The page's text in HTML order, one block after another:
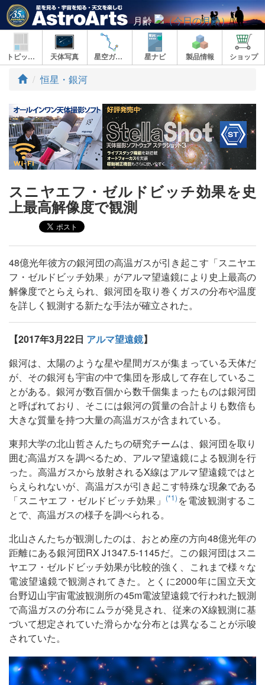
月齢
トピックス 天体写真 星空ガイド 星ナビ 製品情報 ショップ
ト
プ
恒星・銀河
スニヤエフ・ゼルドビッチ効果を史
上最高解像度で観測
48億光年彼方の銀河団の高温ガスが引き起こす「スニヤエ
フ・ゼルドビッチ効果」がアルマ望遠鏡により史上最高の
解像度でとらえられ、銀河団を取り巻くガスの分布や温度
を詳しく観測する新たな手法が確立された。
【2017年3月22日 アルマ望遠鏡】
銀河は、太陽のような星や星間ガスが集まっている天体だ
が、その銀河も宇宙の中で集団を形成して存在しているこ
とがある。銀河が数百個から数千個集まったものは銀河団
と呼ばれており、そこには銀河の質量の合計よりも数倍も
大きな質量を持つ大量の高温ガスが含まれている。
東邦大学の北山哲さんたちの研究チームは、銀河団を取り
囲む高温ガスを調べるため、アルマ望遠鏡による観測を行
った。高温ガスから放射されるX線はアルマ望遠鏡ではと
らえられないが、高温ガスが引き起こす特殊な現象である
「スニヤエフ・ゼルドビッチ効果」 (*1) を電波観測するこ
とで、高温ガスの様子を調べられる。
北山さんたちが観測したのは、おとめ座の方向48億光年の
距離にある銀河団RX J1347.5-1145だ。この銀河団はスニ
ヤエフ・ゼルドビッチ効果が比較的強く、これまで様々な
電波望遠鏡で観測されてきた。とくに2000年に国立天文
台野辺山宇宙電波観測所の45m電波望遠鏡で行われた観測
で高温ガスの分布にムラが発見され、従来のX線観測に基
づいて想定されていた滑らかな分布とは異なることが示唆
されていた。